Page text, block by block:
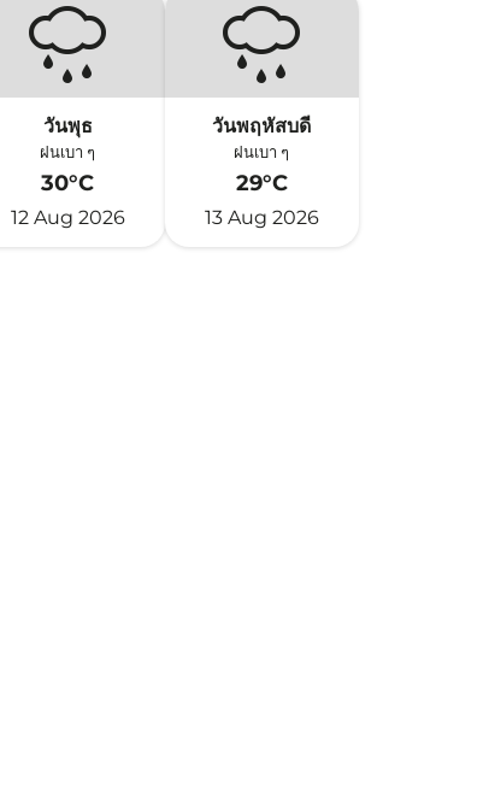
วันพุธ
ฝนเบา ๆ
30°C
12 Aug 2026
วันพฤหัสบดี
ฝนเบา ๆ
29°C
13 Aug 2026